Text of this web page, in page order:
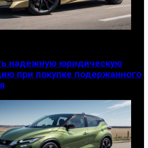
надежную юридическую
при покупке подержанного